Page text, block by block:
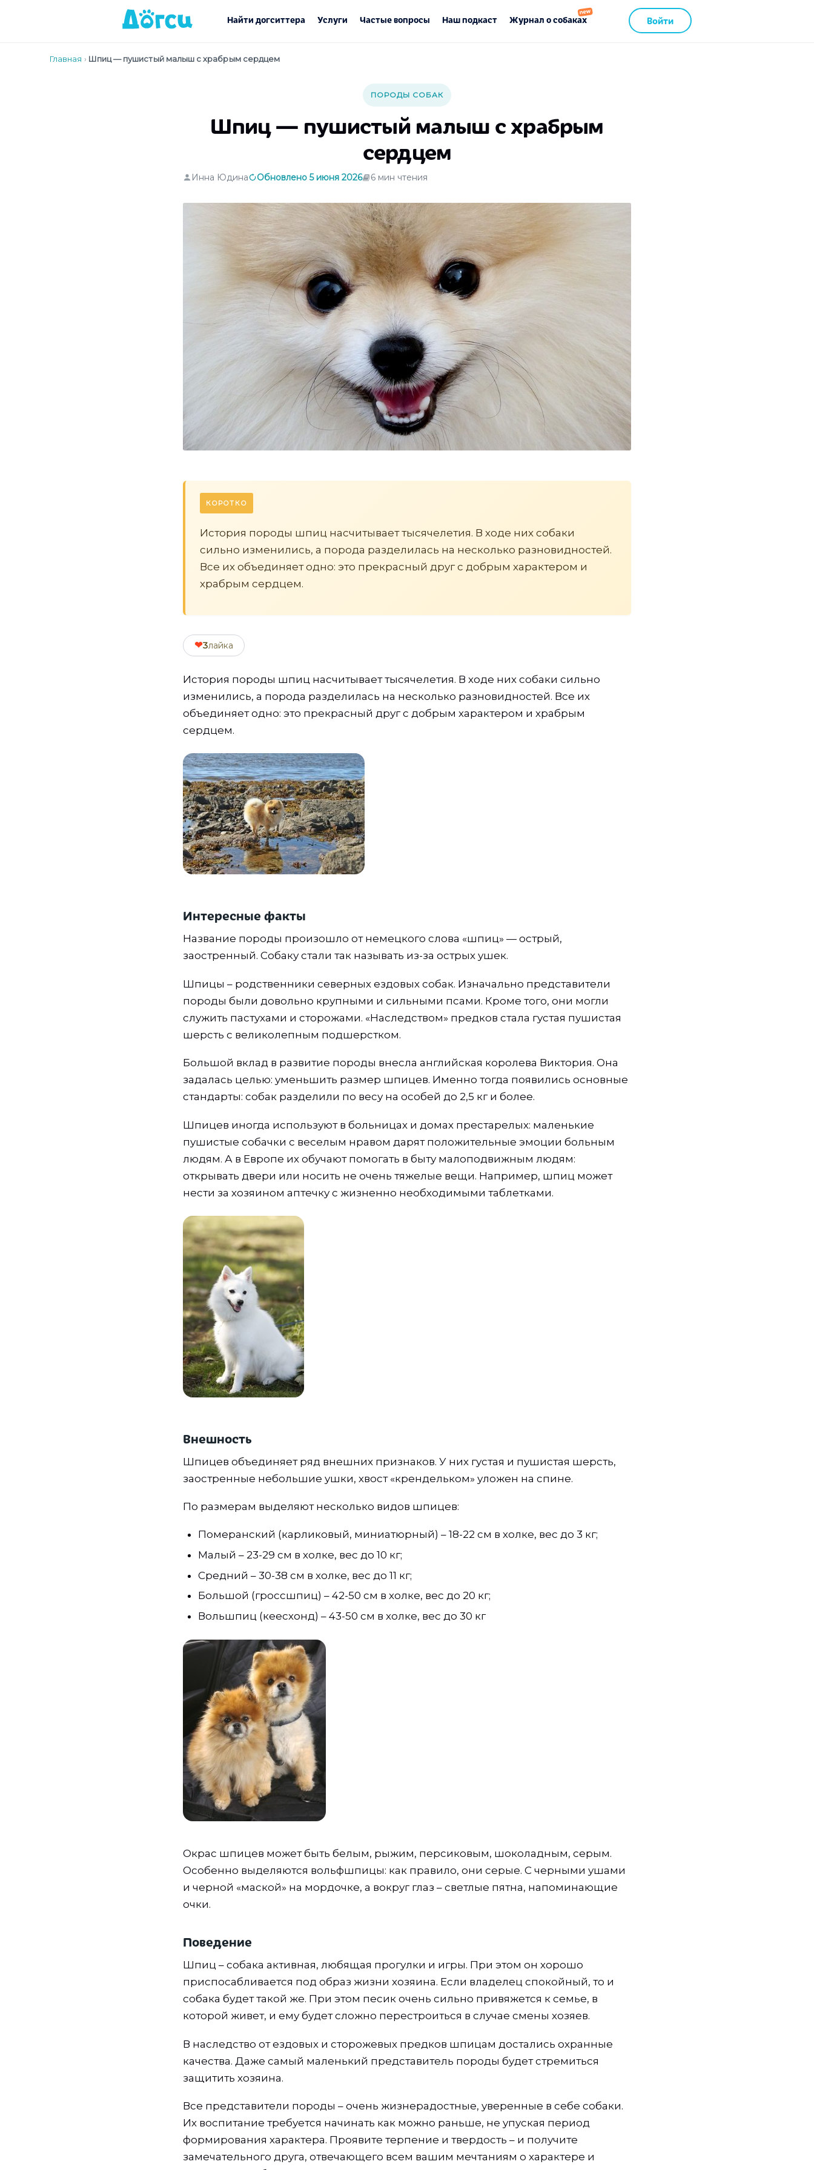
Найти догситтера Услуги Частые вопросы Наш подкаст Журнал о собаках Войти
Главная › Шпиц — пушистый малыш с храбрым сердцем
ПОРОДЫ СОБАК
Шпиц — пушистый малыш с храбрым
сердцем
Инна Юдина Обновлено 5 июня 2026 6 мин чтения
КОРОТКО
История породы шпиц насчитывает тысячелетия. В ходе них собаки
сильно изменились, а порода разделилась на несколько разновидностей.
Все их объединяет одно: это прекрасный друг с добрым характером и
храбрым сердцем.
❤3лайка
История породы шпиц насчитывает тысячелетия. В ходе них собаки сильно
изменились, а порода разделилась на несколько разновидностей. Все их
объединяет одно: это прекрасный друг с добрым характером и храбрым
сердцем.
Интересные факты
Название породы произошло от немецкого слова «шпиц» — острый,
заостренный. Собаку стали так называть из-за острых ушек.
Шпицы – родственники северных ездовых собак. Изначально представители
породы были довольно крупными и сильными псами. Кроме того, они могли
служить пастухами и сторожами. «Наследством» предков стала густая пушистая
шерсть с великолепным подшерстком.
Большой вклад в развитие породы внесла английская королева Виктория. Она
задалась целью: уменьшить размер шпицев. Именно тогда появились основные
стандарты: собак разделили по весу на особей до 2,5 кг и более.
Шпицев иногда используют в больницах и домах престарелых: маленькие
пушистые собачки с веселым нравом дарят положительные эмоции больным
людям. А в Европе их обучают помогать в быту малоподвижным людям:
открывать двери или носить не очень тяжелые вещи. Например, шпиц может
нести за хозяином аптечку с жизненно необходимыми таблетками.
Внешность
Шпицев объединяет ряд внешних признаков. У них густая и пушистая шерсть,
заостренные небольшие ушки, хвост «крендельком» уложен на спине.
По размерам выделяют несколько видов шпицев:
Померанский (карликовый, миниатюрный) – 18-22 см в холке, вес до 3 кг;
Малый – 23-29 см в холке, вес до 10 кг;
Средний – 30-38 см в холке, вес до 11 кг;
Большой (гроссшпиц) – 42-50 см в холке, вес до 20 кг;
Вольшпиц (кеесхонд) – 43-50 см в холке, вес до 30 кг
Окрас шпицев может быть белым, рыжим, персиковым, шоколадным, серым.
Особенно выделяются вольфшпицы: как правило, они серые. С черными ушами
и черной «маской» на мордочке, а вокруг глаз – светлые пятна, напоминающие
очки.
Поведение
Шпиц – собака активная, любящая прогулки и игры. При этом он хорошо
приспосабливается под образ жизни хозяина. Если владелец спокойный, то и
собака будет такой же. При этом песик очень сильно привяжется к семье, в
которой живет, и ему будет сложно перестроиться в случае смены хозяев.
В наследство от ездовых и сторожевых предков шпицам достались охранные
качества. Даже самый маленький представитель породы будет стремиться
защитить хозяина.
Все представители породы – очень жизнерадостные, уверенные в себе собаки.
Их воспитание требуется начинать как можно раньше, не упуская период
формирования характера. Проявите терпение и твердость – и получите
замечательного друга, отвечающего всем вашим мечтаниям о характере и